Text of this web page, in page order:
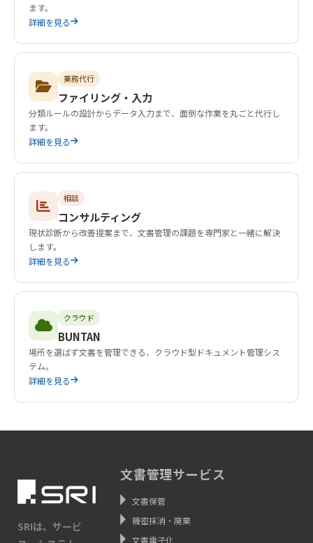
ます。
詳細を見る
業務代行
ファイリング・入力
分類ルールの設計からデータ入力まで、面倒な作業を丸ごと代行し
ます。
詳細を見る
相談
コンサルティング
現状診断から改善提案まで、文書管理の課題を専門家と一緒に解決
します。
詳細を見る
クラウド
BUNTAN
場所を選ばず文書を管理できる、クラウド型ドキュメント管理シス
テム。
詳細を見る
SRIは、サービ
文書管理サービス
文書保管
機密抹消・廃棄
文書電子化